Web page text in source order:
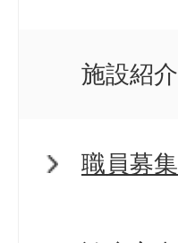
施設紹介
職員募集